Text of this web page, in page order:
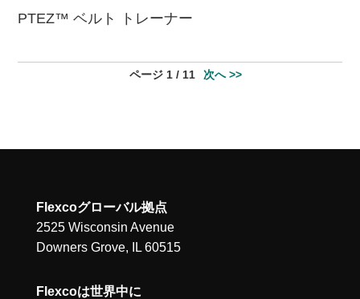
PTEZ™ ベルト トレーナー
ページ 1 / 11 次へ >>
Flexcoグローバル拠点
2525 Wisconsin Avenue
Downers Grove, IL 60515
Flexcoは世界中に